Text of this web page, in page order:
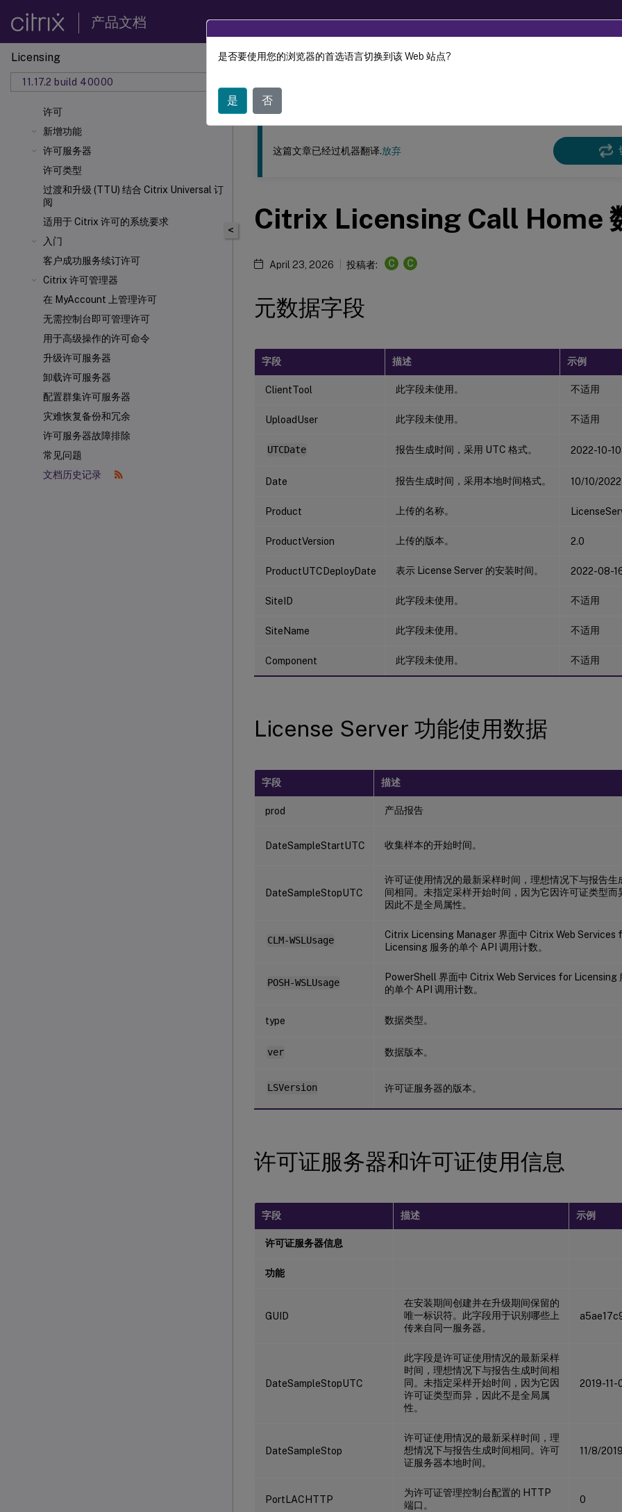
产品文档
Licensing
11.17.2 build 40000
许可
新增功能
许可服务器
许可类型
过渡和升级 (TTU) 结合 Citrix Universal 订
阅
适用于 Citrix 许可的系统要求
入门
客户成功服务续订许可
Citrix 许可管理器
在 MyAccount 上管理许可
无需控制台即可管理许可
用于高级操作的许可命令
升级许可服务器
卸载许可服务器
配置群集许可服务器
灾难恢复备份和冗余
许可服务器故障排除
常见问题
文档历史记录
此内容已经过机器动态翻译。
<
这篇文章已经过机器翻译.放弃
Citrix Licensing Call Home
April 23, 2026 投稿者: C C
元数据字段
字段 描述 示例
ClientTool 此字段未使用。 不适用
UploadUser 此字段未使用。 不适用
UTCDate 报告生成时间，采用 UTC 格式。 2022-10-
Date 报告生成时间，采用本地时间格式。 10/10/2022
Product 上传的名称。
ProductVersion 上传的版本。 2.0
ProductUTCDeployDate 表示 License Server 的安装时间。 2022-08-
SiteID 此字段未使用。 不适用
SiteName 此字段未使用。 不适用
Component 此字段未使用。 不适用
License Server 功能使用数据
字段 描述
prod 产品报告
DateSampleStartUTC 收集样本的开始时间。
DateSampleStopUTC
许可证使用情况的最新采样时间，理想情况下与报告生
间相同。未指定采样开始时间，因为它因许可证类型而
因此不是全局属性。
CLM-WSLUsage
Citrix Licensing Manager 界面中 Citrix Web Services
Licensing 服务的单个 API 调用计数。
POSH-WSLUsage
PowerShell 界面中 Citrix Web Services for Licensing
的单个 API 调用计数。
type 数据类型。
ver 数据版本。
LSVersion 许可证服务器的版本。
许可证服务器和许可证使用信息
字段 描述 示例
许可证服务器信息
功能
GUID
在安装期间创建并在升级期间保留的
唯一标识符。此字段用于识别哪些上
传来自同一服务器。
DateSampleStopUTC
此字段是许可证使用情况的最新采样
时间，理想情况下与报告生成时间相
同。未指定采样开始时间，因为它因
许可证类型而异，因此不是全局属
性。
2019-
DateSampleStop
许可证使用情况的最新采样时间，理
想情况下与报告生成时间相同。许可
证服务器本地时间。
11/8/
PortLACHTTP
为许可证管理控制台配置的 HTTP
端口。
0
是否要使用您的浏览器的首选语言切换到该 Web 站点?
是 否